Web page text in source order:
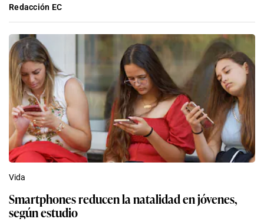
Redacción EC
Vida
Smartphones reducen la natalidad en jóvenes,
según estudio